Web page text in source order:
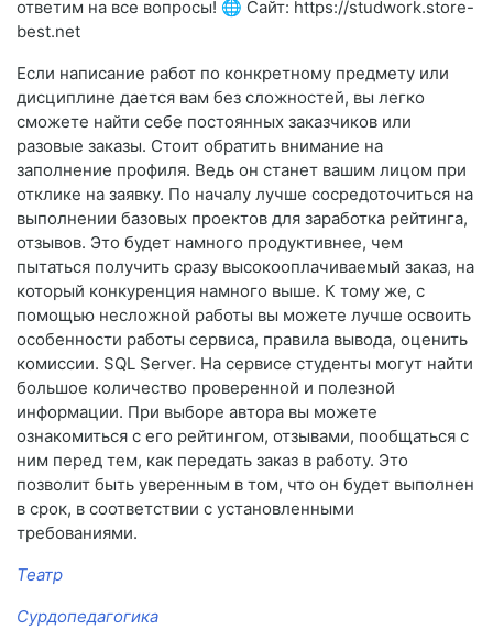
ответим на все вопросы! 🌐 Сайт: https://studwork.store-
best.net
Если написание работ по конкретному предмету или
дисциплине дается вам без сложностей, вы легко
сможете найти себе постоянных заказчиков или
разовые заказы. Стоит обратить внимание на
заполнение профиля. Ведь он станет вашим лицом при
отклике на заявку. По началу лучше сосредоточиться на
выполнении базовых проектов для заработка рейтинга,
отзывов. Это будет намного продуктивнее, чем
пытаться получить сразу высокооплачиваемый заказ, на
который конкуренция намного выше. К тому же, с
помощью несложной работы вы можете лучше освоить
особенности работы сервиса, правила вывода, оценить
комиссии. SQL Server. На сервисе студенты могут найти
большое количество проверенной и полезной
информации. При выборе автора вы можете
ознакомиться с его рейтингом, отзывами, пообщаться с
ним перед тем, как передать заказ в работу. Это
позволит быть уверенным в том, что он будет выполнен
в срок, в соответствии с установленными
требованиями.
Театр
Сурдопедагогика